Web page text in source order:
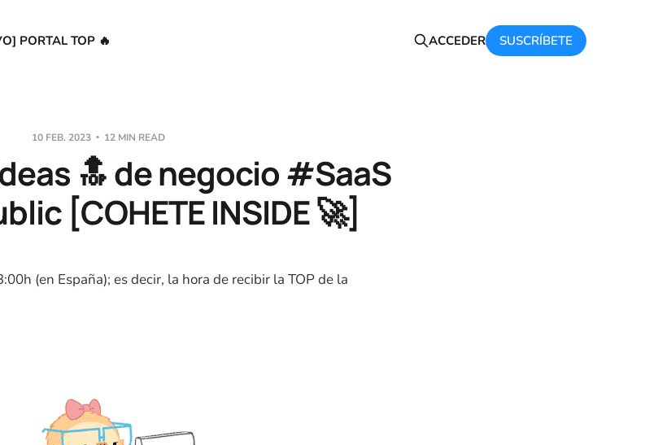
PORTAL TOP 🔥 ACCEDER SUSCRÍBETE
10 FEB. 2023 12 MIN READ
🔝 de negocio #SaaS
[COHETE INSIDE 🚀]
(en España); es decir, la hora de recibir la TOP de la